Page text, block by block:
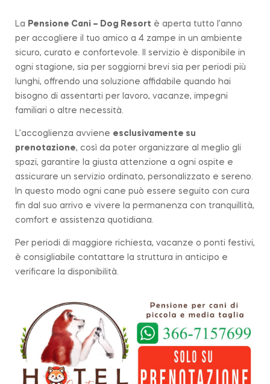
La Pensione Cani – Dog Resort è aperta tutto l’anno
per accogliere il tuo amico a 4 zampe in un ambiente
sicuro, curato e confortevole. Il servizio è disponibile in
ogni stagione, sia per soggiorni brevi sia per periodi più
lunghi, offrendo una soluzione affidabile quando hai
bisogno di assentarti per lavoro, vacanze, impegni
familiari o altre necessità.
L’accoglienza avviene esclusivamente su
prenotazione, così da poter organizzare al meglio gli
spazi, garantire la giusta attenzione a ogni ospite e
assicurare un servizio ordinato, personalizzato e sereno.
In questo modo ogni cane può essere seguito con cura
fin dal suo arrivo e vivere la permanenza con tranquillità,
comfort e assistenza quotidiana.
Per periodi di maggiore richiesta, vacanze o ponti festivi,
è consigliabile contattare la struttura in anticipo e
verificare la disponibilità.